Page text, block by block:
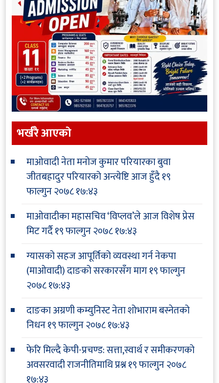
भर्खरै आएकाे
माओवादी नेता मनोज कुमार परियारका बुवा
जीतबहादुर परियारको अन्त्येष्टि आज हुँदै१९
फाल्गुन २०७८ १७:४३
माओवादीका महासचिव ‘विप्लव’ले आज विशेष प्रेस
मिट गर्दै१९ फाल्गुन २०७८ १७:४३
ग्यासको सहज आपूर्तिको व्यवस्था गर्न नेकपा
(माओवादी) दाङको सरकारसँग माग१९ फाल्गुन
२०७८ १७:४३
दाङका अग्रणी कम्युनिस्ट नेता शोभाराम बस्नेतको
निधन१९ फाल्गुन २०७८ १७:४३
फेरि मिल्दै केपी-प्रचण्ड: सत्ता,स्वार्थ र समीकरणको
अवसरवादी राजनीतिमाथि प्रश्न१९ फाल्गुन २०७८
१७:४३